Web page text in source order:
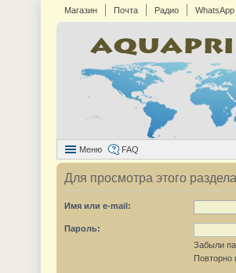
Магазин Почта Радио WhatsApp
Меню FAQ
Для просмотра этого
Имя или e-mail:
Пароль:
Забыли
Повторно